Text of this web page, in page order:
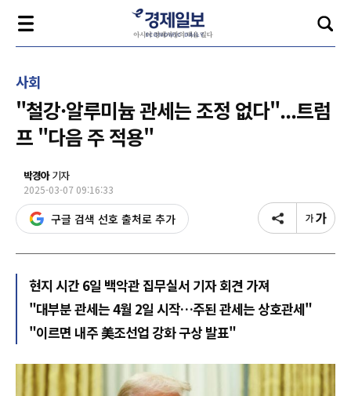
사회
"철강·알루미늄 관세는 조정 없다"...트럼
프 "다음 주 적용"
박경아기자
2025-03-07 09:16:33
구글 검색 선호 출처로 추가
현지 시간 6일 백악관 집무실서 기자 회견 가져
"대부분 관세는 4월 2일 시작…주된 관세는 상호관세"
"이르면 내주 美조선업 강화 구상 발표"